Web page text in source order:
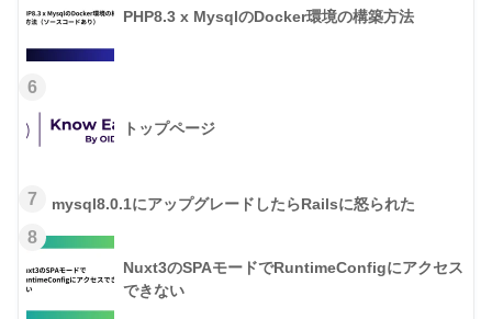
PHP8.3 x MysqlのDocker環境の構築方法
6
トップページ
7 mysql8.0.1にアップグレードしたらRailsに怒られた
8
Nuxt3のSPAモードでRuntimeConfigにアクセス
できない